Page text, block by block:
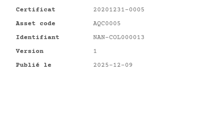
Certificat
20201231-0005
Asset code
AQC0005
Identifiant
NAN-COL000013
Version
1
Publié le
2025-12-09